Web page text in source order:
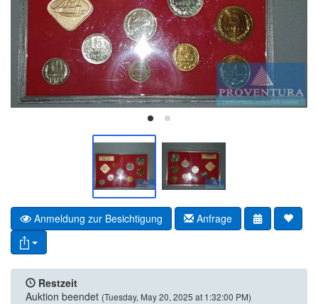
Anmeldung zur Besichtigung Anfrage
Restzeit
Auktion beendet (Tuesday, May 20, 2025 at 1:32:00 PM)